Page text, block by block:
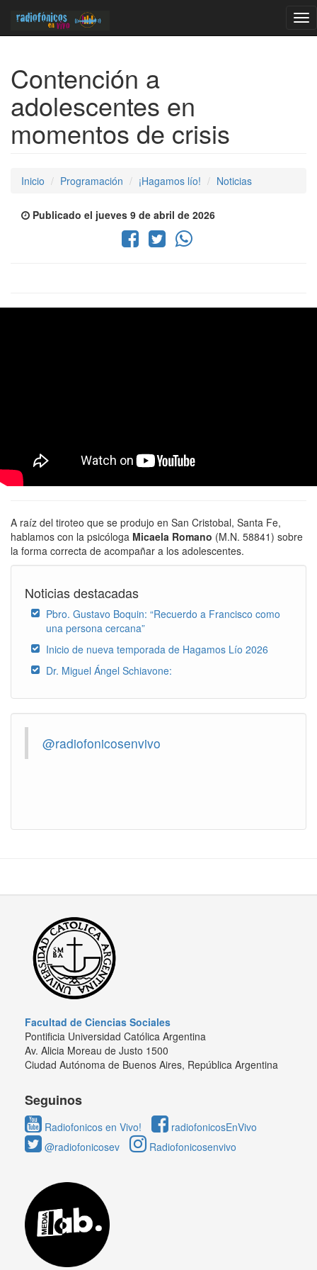
Contención a
adolescentes en
momentos de crisis
Inicio Programación ¡Hagamos lío! Noticias
Publicado el jueves 9 de abril de 2026
A raíz del tiroteo que se produjo en San Cristobal, Santa Fe,
hablamos con la psicóloga Micaela Romano (M.N. 58841) sobre
la forma correcta de acompañar a los adolescentes.
Noticias destacadas
Pbro. Gustavo Boquin: “Recuerdo a Francisco como
una persona cercana”
Inicio de nueva temporada de Hagamos Lío 2026
Dr. Miguel Ángel Schiavone:
@radiofonicosenvivo
Facultad de Ciencias Sociales
Pontificia Universidad Católica Argentina
Av. Alicia Moreau de Justo 1500
Ciudad Autónoma de Buenos Aires, República Argentina
Seguinos
Radiofonicos en Vivo!
radiofonicosEnVivo
@radiofonicosev
Radiofonicosenvivo